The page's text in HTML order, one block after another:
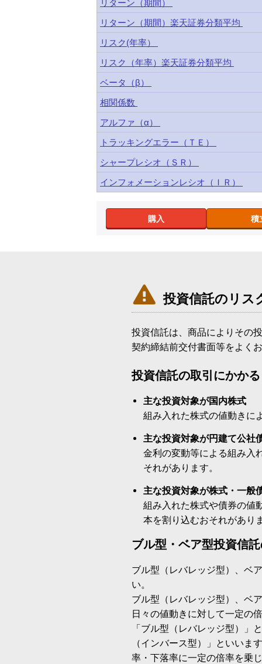
リターン（期間）
リターン（期間）楽天証券分類平均
リスク(年率）
リスク（年率）楽天証券分類平均
ベータ（β）
相関係数
アルファ（α）
トラッキングエラー（ＴＥ）
シャープレシオ（ＳＲ）
インフォメーションレシオ（ＩＲ）
購入 積
 投資信託のリス
投資信託は、商品によりその
契約締結前交付書面等をよく
投資信託の取引にかか
主な投資対象が国内株式
組み入れた株式の値動きに
主な投資対象が円建て公社
金利の変動等による組み入
それがあります。
主な投資対象が株式・一般
組み入れた株式や債券の値
本を割り込むおそれがあり
ブル型・ベア型投資信
ブル型（レバレッジ型）、ベ
い。
ブル型（レバレッジ型）、ベ
日々の値動きに対して一定の
「ブル型（レバレッジ型）」
（インバース型）」といいま
率・下落率に一定の倍率を乗